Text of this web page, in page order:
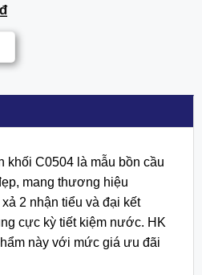
₫
khối C0504 là mẫu bồn cầu
mang thương hiệu
2 nhận tiểu và đại kết
cực kỳ tiết kiệm nước. HK
này với mức giá ưu đãi